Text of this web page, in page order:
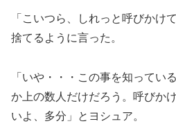
「こいつら、しれっと呼びかけ
捨てるように言った。
「いや・・・この事を知ってい
か上の数人だけだろう。呼びか
いよ、多分」とヨシュア。